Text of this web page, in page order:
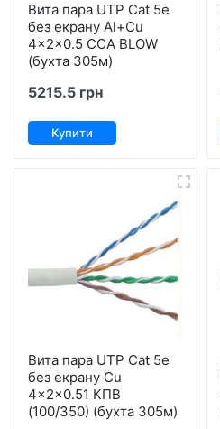
Вита пара UTP Cat 5е
без екрану Al+Сu
4x2x0.5 ССА BLOW
(бухта 305м)
5215.5 грн
Купити
Вита пара UTP Cat 5е
без екрану Cu
4x2x0.51 КПВ
(100/350) (бухта 305м)